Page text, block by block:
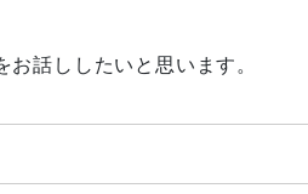
話ししたいと思います。